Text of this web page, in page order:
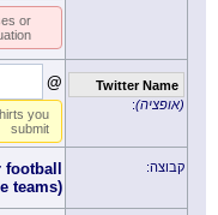
or
Twitter Name
(אופציה)
:
@
you
submit
קבוצה:
teams)